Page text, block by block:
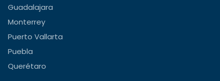
Guadalajara
Monterrey
Puerto Vallarta
Puebla
Querétaro